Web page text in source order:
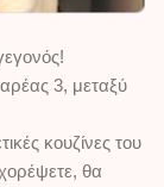
3, μεταξύ
κουζίνες του
θα